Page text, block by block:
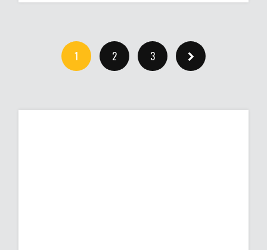
1 2 3